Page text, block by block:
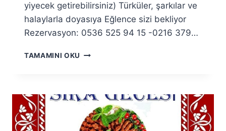
yiyecek getirebilirsiniz) Türküler, şarkılar ve
halaylarla doyasıya Eğlence sizi bekliyor
Rezervasyon: 0536 525 94 15 -0216 379…
TAMAMINI OKU 29
SIRA
GECESI